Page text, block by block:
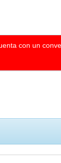
con un